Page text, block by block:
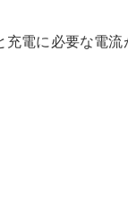
電に必要な電流